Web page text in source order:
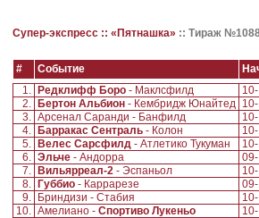
Супер-экспресс :: «Пятнашка» :: Тираж
# Событие
1.
Редклифф Боро - Маклсфилд
2.
Бертон Альбион - Кембридж Юнайтед
3. Арсенал Саранди - Банфилд
4.
Барракас Сентраль - Колон
5.
Велес Сарсфилд - Атлетико Тукуман
6. Эльче - Андорра
7.
Вильярреал-2 - Эспаньол
8.
Губбио - Каррарезе
9.
Бриндизи - Стабия
10. Амелиано - Спортиво Лукеньо